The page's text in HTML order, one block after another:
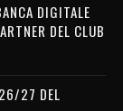
DIGITALE
DEL CLUB
27 DEL